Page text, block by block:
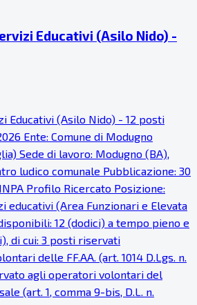
Educativi (Asilo Nido) -
Educativi (Asilo Nido) - 12 posti
Ente: Comune di Modugno
Sede di lavoro: Modugno (BA),
ludico comunale Pubblicazione: 30
Profilo Ricercato Posizione:
educativi (Area Funzionari e Elevata
12 (dodici) a tempo pieno e
di cui: 3 posti riservati
delle FF.AA. (art. 1014 D.Lgs. n.
agli operatori volontari del
(art. 1, comma 9-bis, D.L. n.